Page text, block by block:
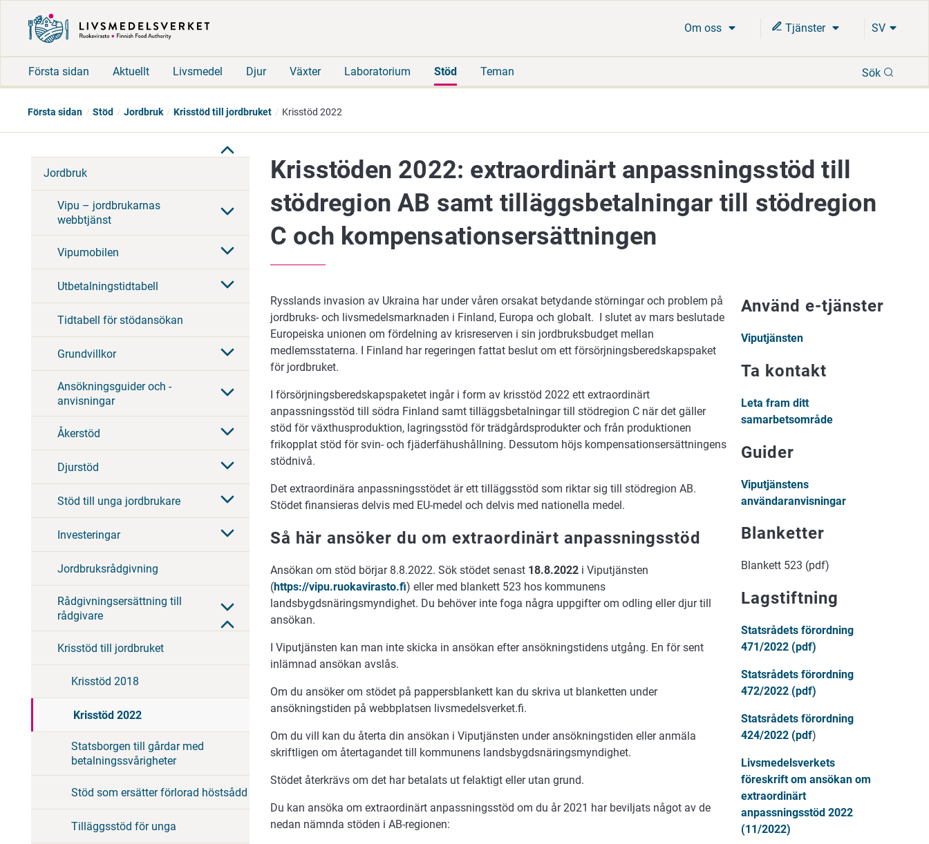
Om oss Tjänster SV
Första sidan Aktuellt Livsmedel Djur Växter Laboratorium Stöd Teman Sök
Första sidan Stöd Jordbruk Krisstöd till jordbruket Krisstöd 2022
Jordbruk
Vipu – jordbrukarnas
webbtjänst
Vipumobilen
Utbetalningstidtabell
Tidtabell för stödansökan
Grundvillkor
Ansökningsguider och -
anvisningar
Åkerstöd
Djurstöd
Stöd till unga jordbrukare
Investeringar
Jordbruksrådgivning
Rådgivningsersättning till
rådgivare
Krisstöd till jordbruket
Krisstöd 2018
Krisstöd 2022
Statsborgen till gårdar med
betalningssvårigheter
Stöd som ersätter förlorad höstsådd
Tilläggsstöd för unga
Krisstöden 2022: extraordinärt anpassningsstöd till
stödregion AB samt tilläggsbetalningar till stödregion
C och kompensationsersättningen
Rysslands invasion av Ukraina har under våren orsakat betydande störningar och problem på
jordbruks- och livsmedelsmarknaden i Finland, Europa och globalt. I slutet av mars beslutade
Europeiska unionen om fördelning av krisreserven i sin jordbruksbudget mellan
medlemsstaterna. I Finland har regeringen fattat beslut om ett försörjningsberedskapspaket
för jordbruket.
I försörjningsberedskapspaketet ingår i form av krisstöd 2022 ett extraordinärt
anpassningsstöd till södra Finland samt tilläggsbetalningar till stödregion C när det gäller
stöd för växthusproduktion, lagringsstöd för trädgårdsprodukter och från produktionen
frikopplat stöd för svin- och fjäderfähushållning. Dessutom höjs kompensationsersättningens
stödnivå.
Det extraordinära anpassningsstödet är ett tilläggsstöd som riktar sig till stödregion AB.
Stödet finansieras delvis med EU-medel och delvis med nationella medel.
Så här ansöker du om extraordinärt anpassningsstöd
Ansökan om stöd börjar 8.8.2022. Sök stödet senast 18.8.2022 i Viputjänsten
(https://vipu.ruokavirasto.fi) eller med blankett 523 hos kommunens
landsbygdsnäringsmyndighet. Du behöver inte foga några uppgifter om odling eller djur till
ansökan.
I Viputjänsten kan man inte skicka in ansökan efter ansökningstidens utgång. En för sent
inlämnad ansökan avslås.
Om du ansöker om stödet på pappersblankett kan du skriva ut blanketten under
ansökningstiden på webbplatsen livsmedelsverket.fi.
Om du vill kan du återta din ansökan i Viputjänsten under ansökningstiden eller anmäla
skriftligen om återtagandet till kommunens landsbygdsnäringsmyndighet.
Stödet återkrävs om det har betalats ut felaktigt eller utan grund.
Du kan ansöka om extraordinärt anpassningsstöd om du år 2021 har beviljats något av de
nedan nämnda stöden i AB-regionen:
Använd e-tjänster
Viputjänsten
Ta kontakt
Leta fram ditt
samarbetsområde
Guider
Viputjänstens
användaranvisningar
Blanketter
Blankett 523 (pdf)
Lagstiftning
Statsrådets förordning
471/2022 (pdf)
Statsrådets förordning
472/2022 (pdf)
Statsrådets förordning
424/2022 (pdf)
Livsmedelsverkets
föreskrift om ansökan om
extraordinärt
anpassningsstöd 2022
(11/2022)